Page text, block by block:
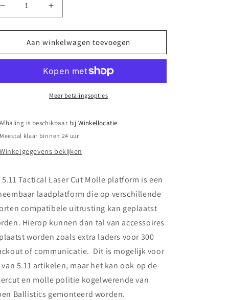
Aantal
verlagen
voor
Tactical
Molle
Aantal
verhogen
voor
5.11
Tactical
Cut
Molle
platform
Aan winkelwagen toevoegen
Meer betalingsopties
Afhaling is beschikbaar bijWinkellocatie
Meestal klaar binnen 24 uur
Winkelgegevens bekijken
5.11 Tactical Laser Cut Molle platform is een
laadplatform die op verschillende
compatibele uitrusting kan geplaatst
Hierop kunnen dan tal van accessoires
worden zoals extra laders voor 300
of communicatie. Dit is mogelijk voor
5.11 artikelen, maar het kan ook op de
en molle politie kogelwerende van
Ballistics gemonteerd worden.